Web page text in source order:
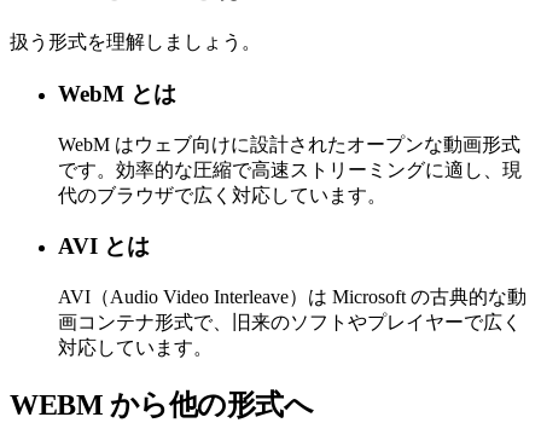
扱う形式を理解しましょう。
WebM とは
WebM はウェブ向けに設計されたオープンな動画形式
です。効率的な圧縮で高速ストリーミングに適し、現
代のブラウザで広く対応しています。
AVI とは
AVI（Audio Video Interleave）は Microsoft の古典的な動
画コンテナ形式で、旧来のソフトやプレイヤーで広く
対応しています。
WEBM から他の形式へ